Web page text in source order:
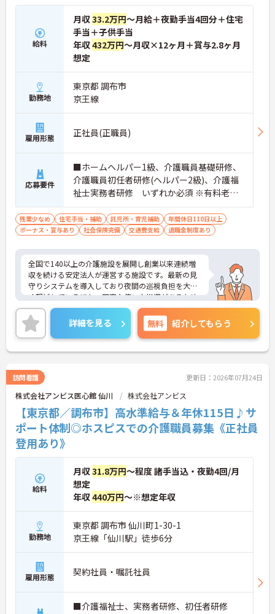
給料
月収33.2万円～月給＋夜勤手当4回分＋住宅
手当＋子供手当
年収432万円～月収×12ヶ月＋賞与2.8ヶ月
想定
勤務地
東京都 調布市
京王線
雇用形態 正社員(正職員)
応募要件
■ホームヘルパー1級、介護職員基礎研修、
介護職員初任者研修(ヘルパー2級)、介護福
祉士実務者研修 いずれか必須 ※有料老人
ホーム経験者歓迎
残業少なめ 住宅手当・補助 託児所・育児補助
年間休日110日以上
ボーナス・賞与あり
社会保険完備 交通費支給 退職金制度あり
全国で140以上の介護施設を展開し創業以来連続増
収を続ける安定法人が運営する施設です。最新の見
守りシステムを導入しており夜間の巡視負担を大き
く軽減しているほか、丁寧な使い方指導があるため
安心して業務を始められます。月平均残業10時間程
度、住宅手当や子供手当、1食300円の食事補助など
生活を支える福利厚生が大変充実しています。『ハ
タラクエール2023』の認証も取得しており、資格取
得支援や職種別研修制度を通じて着実なキャリアア
分に活かし、ご自身の生活も大切にしながら長期的
に活躍できるおすすめの環境です。
★おすすめPOINT★
【安定した経営基盤とキャリア支援】
・全国140以上の施設を展開し連続増収を続ける安
定法人が運営しています
・資格取得支援や職種別研修制度があり有資格者の
・昇格実績もあり頑張りがしっかり評価される風通
しの良い環境です
【最新設備による負担軽減と働きやすさ】
・最新の見守りシステム導入により夜勤時の巡視の
・機器の導入にあたっては誰でも使いこなせるよう
丁寧な指導を実施しています
【生活を支える充実の福利厚生】
・住宅手当や子供手当などご家族の生活もサポート
する手当を完備しています
・1食300円で施設と同じ食事が食べられる食事補助
制度を利用できます ・徒歩や自転車の通勤手当も用
詳細を見る 無料 紹介してもらう
訪問看護 更新日：2026年07月24日
株式会社アンビス医心館 仙川 株式会社アンビス
【東京都／調布市】高水準給与＆年休115日♪サ
ポート体制◎ホスピスでの介護職員募集《正社員
登用あり》
給料
月収31.8万円～程度 諸手当込・夜勤4回/月
想定
年収440万円～※想定年収
勤務地
東京都 調布市 仙川町1-30-1
京王線「仙川駅」徒歩6分
雇用形態 契約社員・嘱託社員
■介護福祉士、実務者研修、初任者研修